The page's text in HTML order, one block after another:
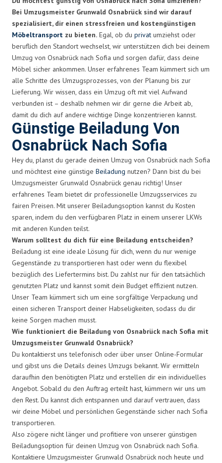
Bei Umzugsmeister Grunwald Osnabrück sind wir darauf
spezialisiert, dir einen stressfreien und kostengünstigen
Möbeltransport zu bieten. Egal, ob du privat umziehst oder
beruflich den Standort wechselst, wir unterstützen dich bei deinem
Umzug von Osnabrück nach Sofia und sorgen dafür, dass deine
Möbel sicher ankommen. Unser erfahrenes Team kümmert sich um
alle Schritte des Umzugsprozesses, von der Planung bis zur
Lieferung. Wir wissen, dass ein Umzug oft mit viel Aufwand
verbunden ist – deshalb nehmen wir dir gerne die Arbeit ab,
damit du dich auf andere wichtige Dinge konzentrieren kannst.
Günstige Beiladung Von
Osnabrück Nach Sofia
Hey du, planst du gerade deinen Umzug von Osnabrück nach Sofia
und möchtest eine günstige Beiladung nutzen? Dann bist du bei
Umzugsmeister Grunwald Osnabrück genau richtig! Unser
erfahrenes Team bietet dir professionelle Umzugsservices zu
fairen Preisen. Mit unserer Beiladungsoption kannst du Kosten
sparen, indem du den verfügbaren Platz in einem unserer LKWs
mit anderen Kunden teilst.
Warum solltest du dich für eine Beiladung entscheiden?
Beiladung ist eine ideale Lösung für dich, wenn du nur wenige
Gegenstände zu transportieren hast oder wenn du flexibel
bezüglich des Liefertermins bist. Du zahlst nur für den tatsächlich
genutzten Platz und kannst somit dein Budget effizient nutzen.
Unser Team kümmert sich um eine sorgfältige Verpackung und
einen sicheren Transport deiner Habseligkeiten, sodass du dir
keine Sorgen machen musst.
Wie funktioniert die Beiladung von Osnabrück nach Sofia mit
Umzugsmeister Grunwald Osnabrück?
Du kontaktierst uns telefonisch oder über unser Online-Formular
und gibst uns die Details deines Umzugs bekannt. Wir ermitteln
daraufhin den benötigten Platz und erstellen dir ein individuelles
Angebot. Sobald du den Auftrag erteilt hast, kümmern wir uns um
den Rest. Du kannst dich entspannen und darauf vertrauen, dass
wir deine Möbel und persönlichen Gegenstände sicher nach Sofia
transportieren.
Also zögere nicht länger und profitiere von unserer günstigen
Beiladungsoption für deinen Umzug von Osnabrück nach Sofia.
Kontaktiere Umzugsmeister Grunwald Osnabrück noch heute und